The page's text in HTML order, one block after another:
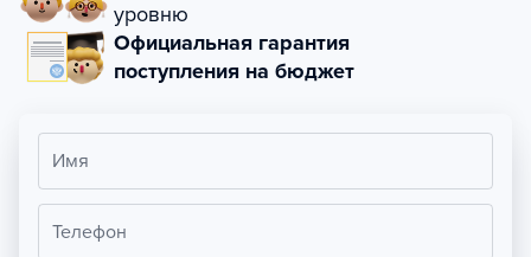
уровню
Официальная гарантия
поступления на бюджет
Имя
Телефон